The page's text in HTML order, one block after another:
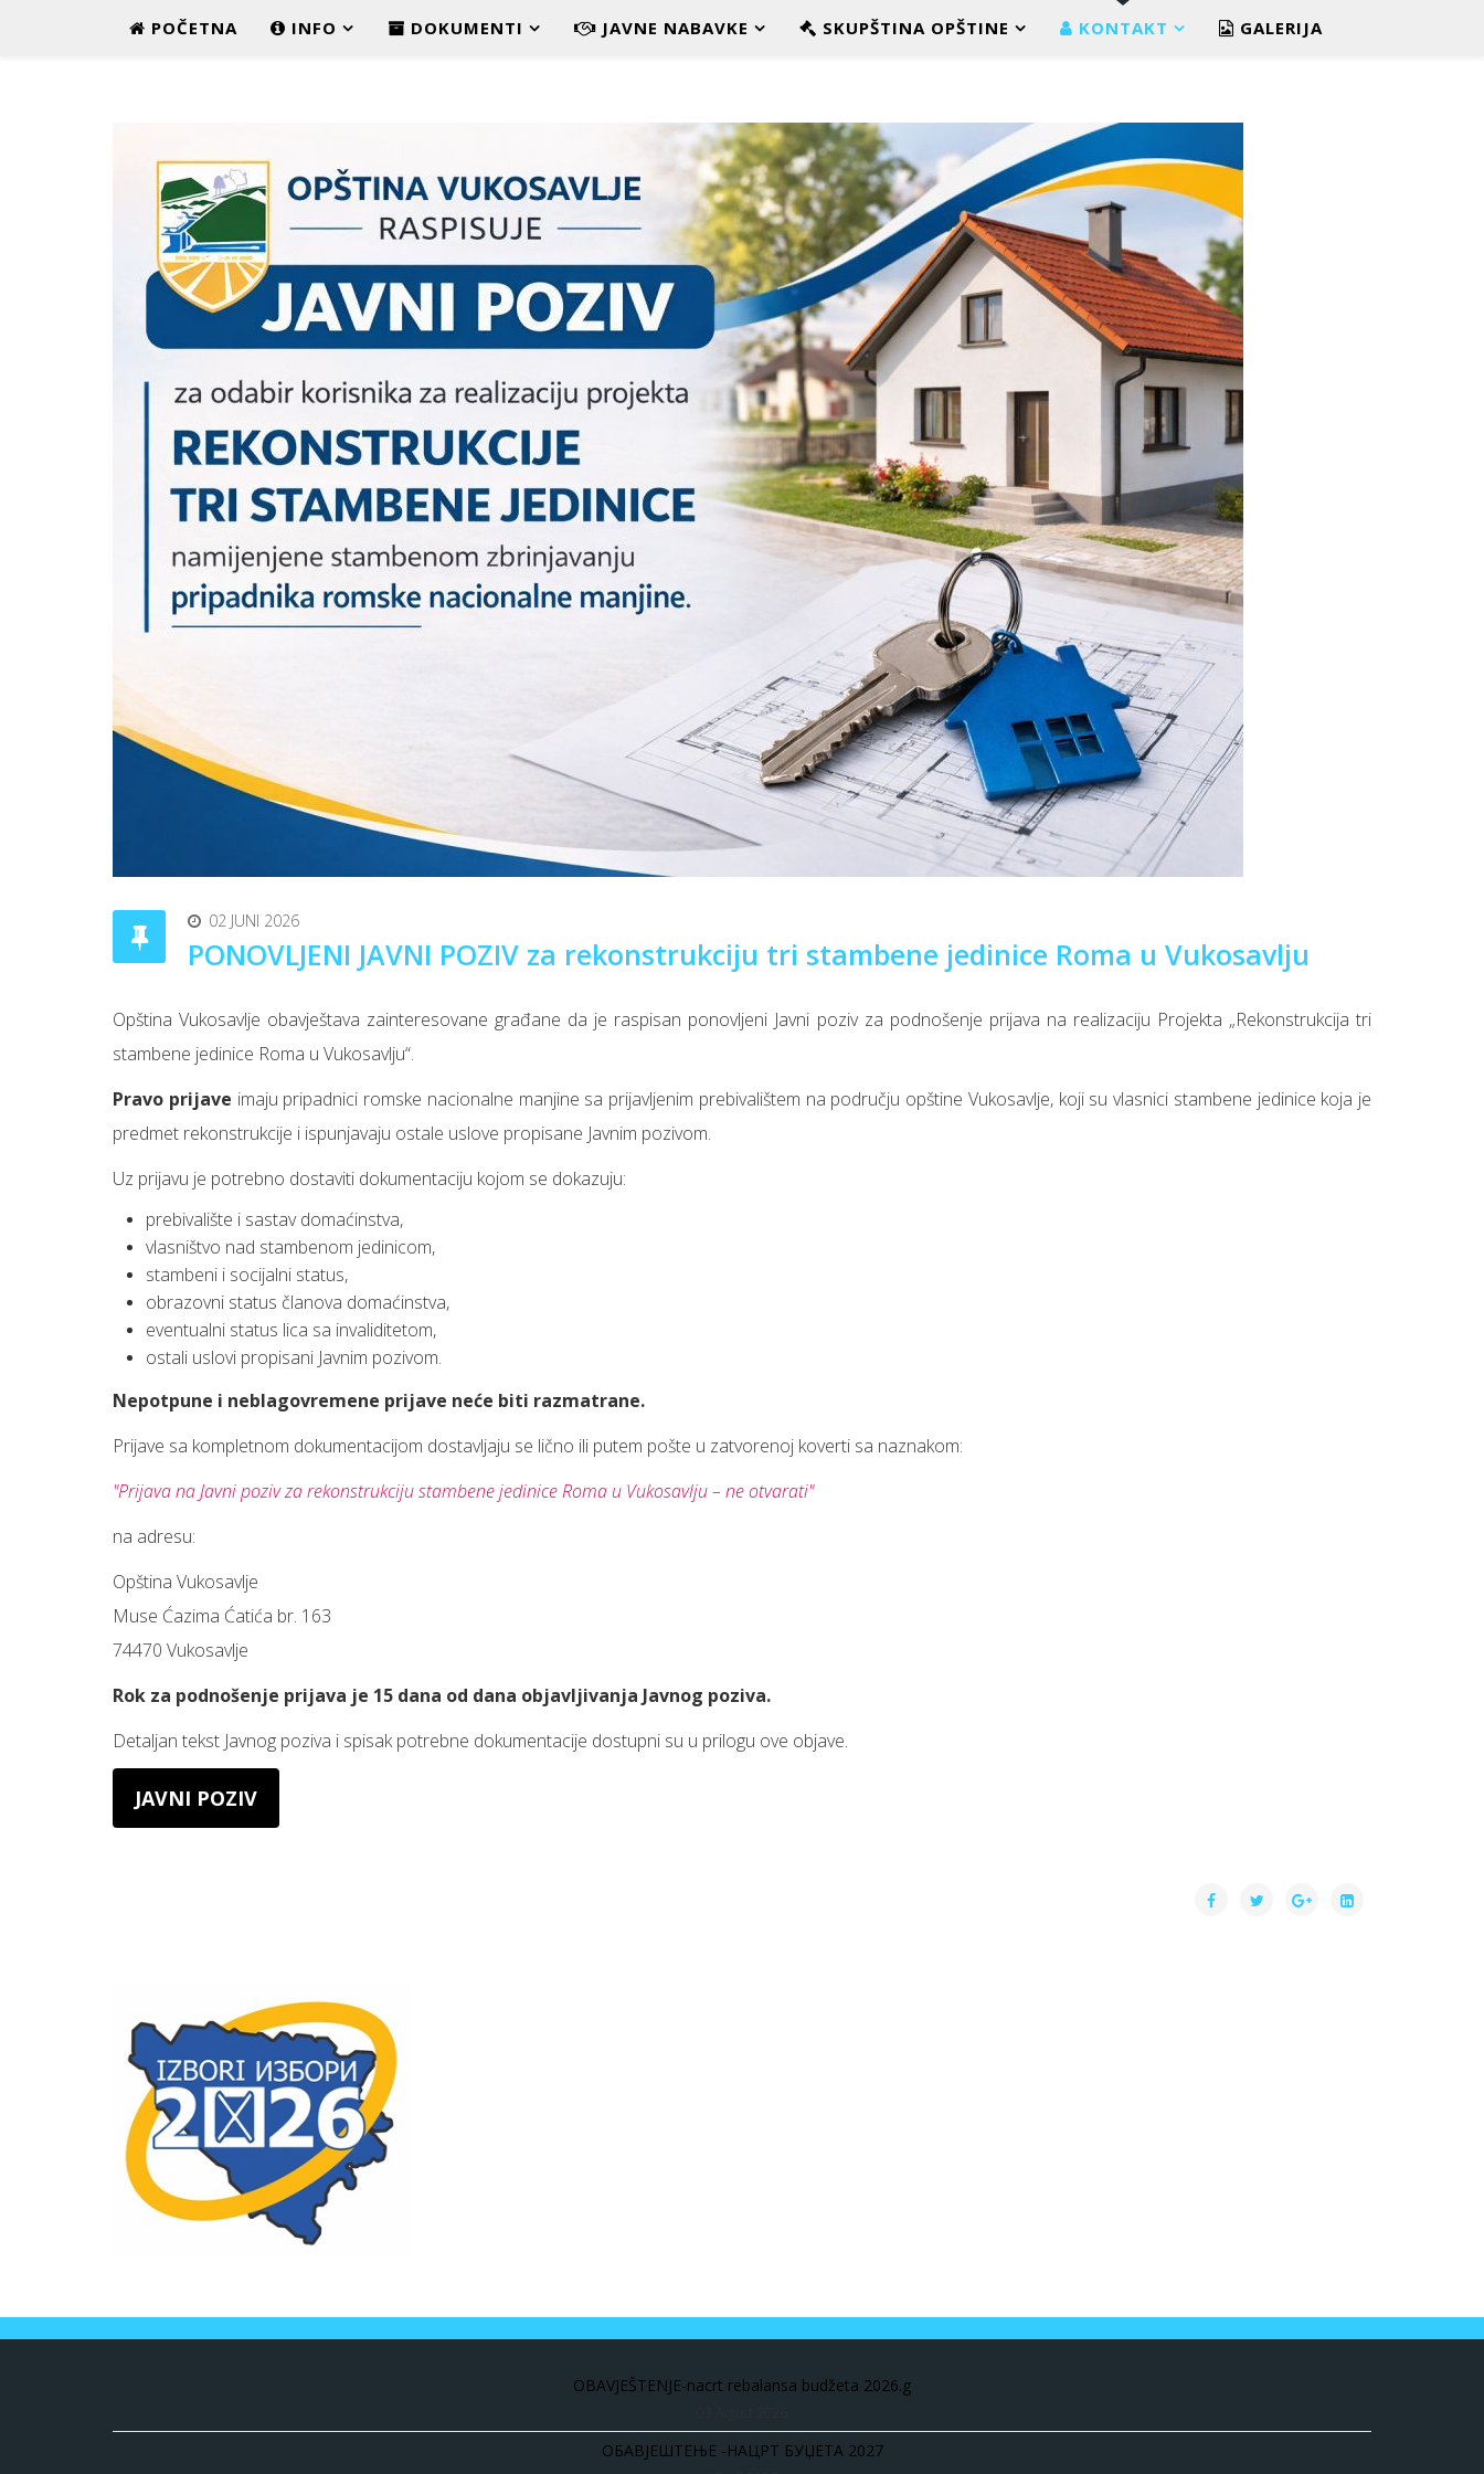
POČETNA INFO DOKUMENTI JAVNE NABAVKE SKUPŠTINA OPŠTINE KONTAKT GALERIJA
02 JUNI 2026
PONOVLJENI JAVNI POZIV za rekonstrukciju tri stambene jedinice Roma u Vukosavlju
Opština Vukosavlje obavještava zainteresovane građane da je raspisan ponovljeni Javni poziv za podnošenje prijava na realizaciju Projekta „Rekonstrukcija tri
stambene jedinice Roma u Vukosavlju“.
Pravo prijave imaju pripadnici romske nacionalne manjine sa prijavljenim prebivalištem na području opštine Vukosavlje, koji su vlasnici stambene jedinice koja je
predmet rekonstrukcije i ispunjavaju ostale uslove propisane Javnim pozivom.
Uz prijavu je potrebno dostaviti dokumentaciju kojom se dokazuju:
prebivalište i sastav domaćinstva,
vlasništvo nad stambenom jedinicom,
stambeni i socijalni status,
obrazovni status članova domaćinstva,
eventualni status lica sa invaliditetom,
ostali uslovi propisani Javnim pozivom.
Nepotpune i neblagovremene prijave neće biti razmatrane.
Prijave sa kompletnom dokumentacijom dostavljaju se lično ili putem pošte u zatvorenoj koverti sa naznakom:
"Prijava na Javni poziv za rekonstrukciju stambene jedinice Roma u Vukosavlju – ne otvarati"
na adresu:
Opština Vukosavlje
Muse Ćazima Ćatića br. 163
74470 Vukosavlje
Rok za podnošenje prijava je 15 dana od dana objavljivanja Javnog poziva.
Detaljan tekst Javnog poziva i spisak potrebne dokumentacije dostupni su u prilogu ove objave.
JAVNI POZIV
OBAVJEŠTENJE-nacrt rebalansa budžeta 2026.g
ОБАВЈЕШТЕЊЕ -НАЦРТ БУЏЕТА 2027